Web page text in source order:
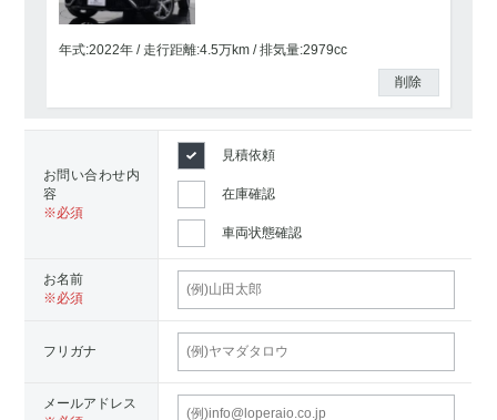
年式:2022年 走行距離:4.5万km 排気量:2979cc
削除
お問い合わせ内
容
見積依頼
在庫確認
車両状態確認
お名前
フリガナ
メールアドレス